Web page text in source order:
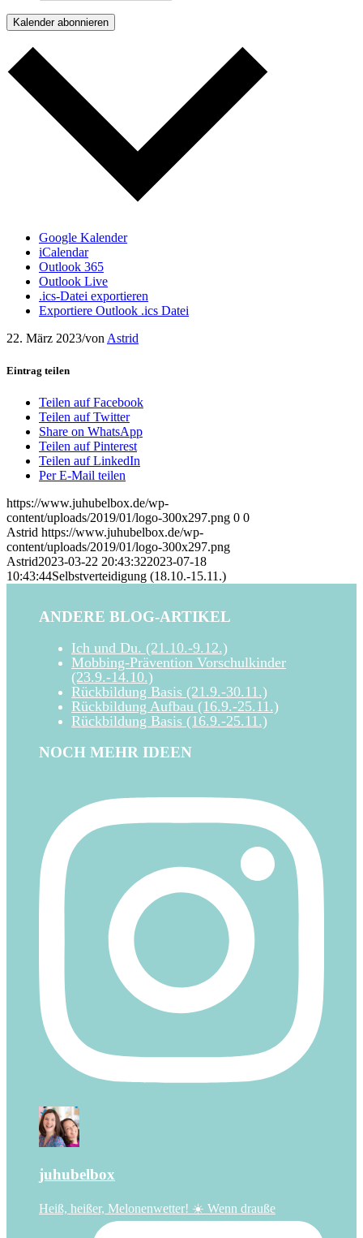
Kalender abonnieren
Google Kalender
iCalendar
Outlook 365
Outlook Live
.ics-Datei exportieren
Exportiere Outlook .ics Datei
22. März 2023/vonAstrid
Eintrag teilen
Teilen auf Facebook
Teilen auf Twitter
Share on WhatsApp
Teilen auf Pinterest
Teilen auf LinkedIn
Per E-Mail teilen
https://www.juhubelbox.de/wp-
content/uploads/2019/01/logo-300x297.png 0 0
Astrid https://www.juhubelbox.de/wp-
content/uploads/2019/01/logo-300x297.png
Astrid2023-03-22 20:43:322023-07-18
10:43:44Selbstverteidigung (18.10.-15.11.)
ANDERE BLOG-ARTIKEL
Ich und Du. (21.10.-9.12.)
Mobbing-Prävention Vorschulkinder
(23.9.-14.10.)
Rückbildung Basis (21.9.-30.11.)
Rückbildung Aufbau (16.9.-25.11.)
Rückbildung Basis (16.9.-25.11.)
NOCH MEHR IDEEN
juhubelbox
Heiß, heißer, Melonenwetter! ☀️ Wenn drauße